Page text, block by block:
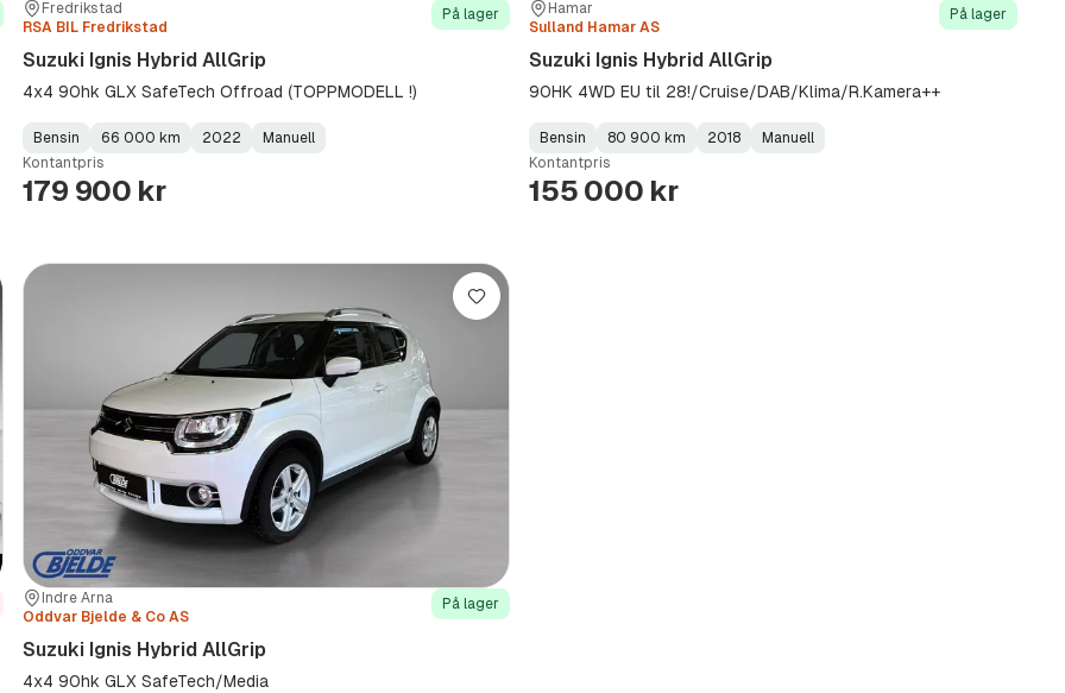
Sted:Fredrikstad
Forhandler:
RSA BIL Fredrikstad
På lager
Suzuki Ignis Hybrid AllGrip
4x4 90hk GLX SafeTech Offroad (TOPPMODELL !)
Fuel
Type:
Bensin
Kilometerstand :
66 000 km
Model
Year:
2022
Gearbox
Type:
Manuell
Kontantpris
179 900 kr
Sted:
Hamar
Forhandler:
Sulland Hamar AS
På lager
Suzuki Ignis Hybrid AllGrip
90HK 4WD EU til 28!/Cruise/DAB/Klima/R.Kamera++
Fuel
Type:
Bensin
Kilometerstand:
80 900 km
Model
Year:
2018
Gearbox
Type:
Manuell
Kontantpris
155 000 kr
Sted:Indre Arna
Forhandler:
Oddvar Bjelde & Co AS
På lager
Suzuki Ignis Hybrid AllGrip
4x4 90hk GLX SafeTech/Media
Lagre